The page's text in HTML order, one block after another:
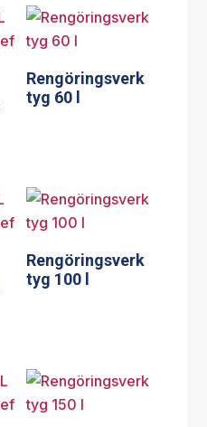
Rengöringsverk
tyg 60 l
Rengöringsverk
tyg 100 l